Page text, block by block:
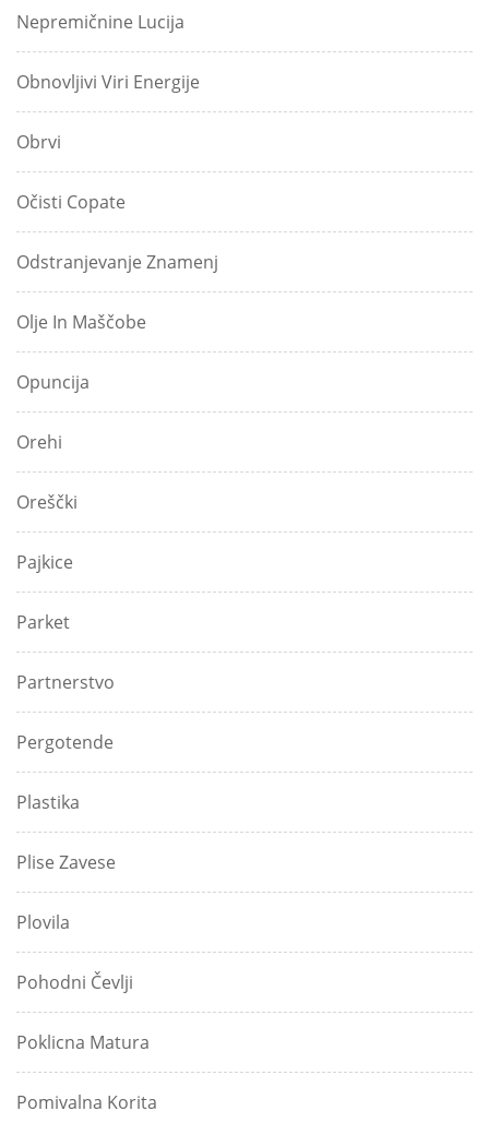
Nepremičnine Lucija
Obnovljivi Viri Energije
Obrvi
Očisti Copate
Odstranjevanje Znamenj
Olje In Maščobe
Opuncija
Orehi
Oreščki
Pajkice
Parket
Partnerstvo
Pergotende
Plastika
Plise Zavese
Plovila
Pohodni Čevlji
Poklicna Matura
Pomivalna Korita